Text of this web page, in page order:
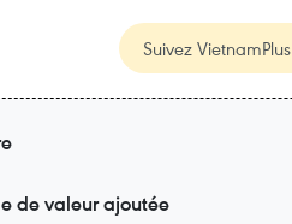
Suivez VietnamPlus
de valeur ajoutée